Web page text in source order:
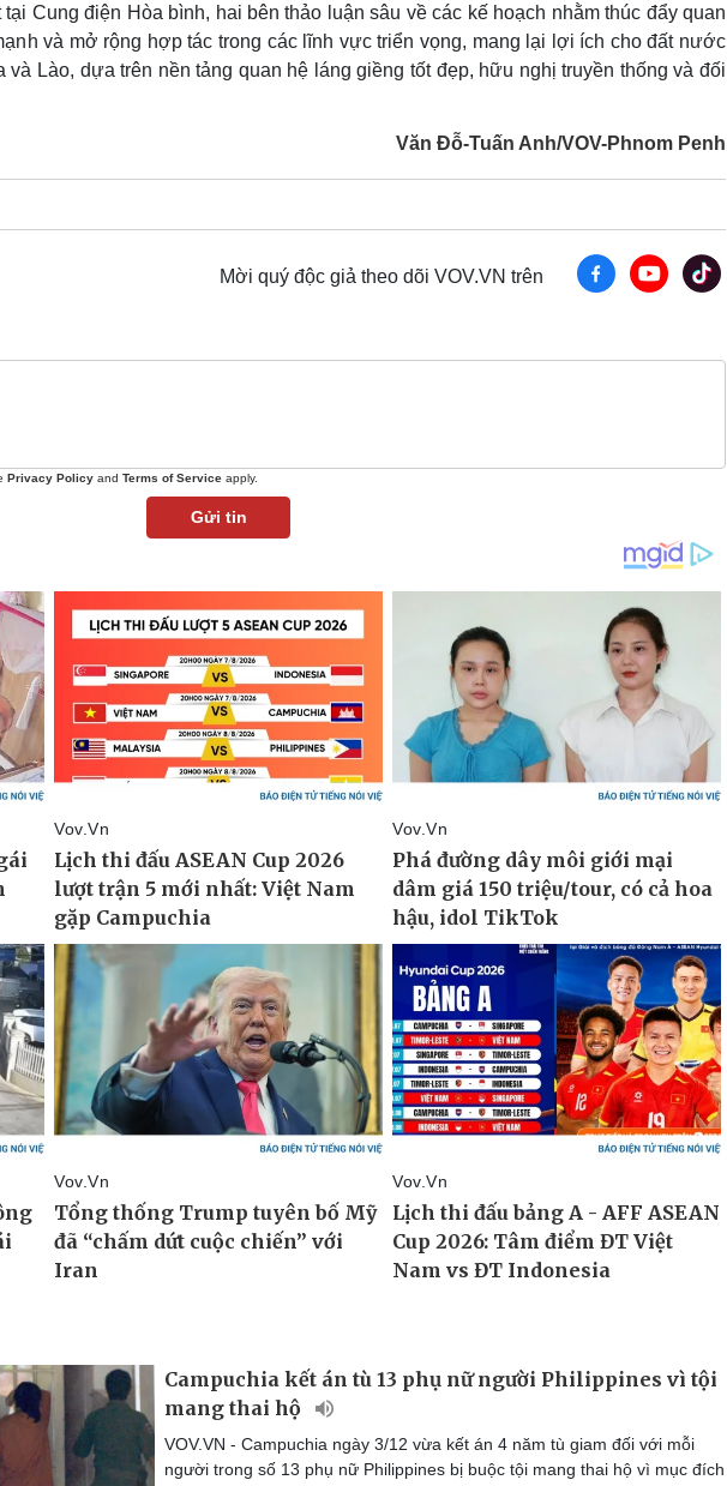
Cung điện Hòa bình, hai bên thảo luận sâu về các kế hoạch nhằm thúc đẩy quan
và mở rộng hợp tác trong các lĩnh vực triển vọng, mang lại lợi ích cho đất nước
Lào, dựa trên nền tảng quan hệ láng giềng tốt đẹp, hữu nghị truyền thống và đối
Văn Đỗ-Tuấn Anh/VOV-Phnom Penh
Mời quý độc giả theo dõi VOV.VN trên
Privacy Policy and Terms of Service apply.
Gửi tin
Campuchia kết án tù 13 phụ nữ người Philippines vì tội
mang thai hộ
VOV.VN - Campuchia ngày 3/12 vừa kết án 4 năm tù giam đối với mỗi
người trong số 13 phụ nữ Philippines bị buộc tội mang thai hộ vì mục đích